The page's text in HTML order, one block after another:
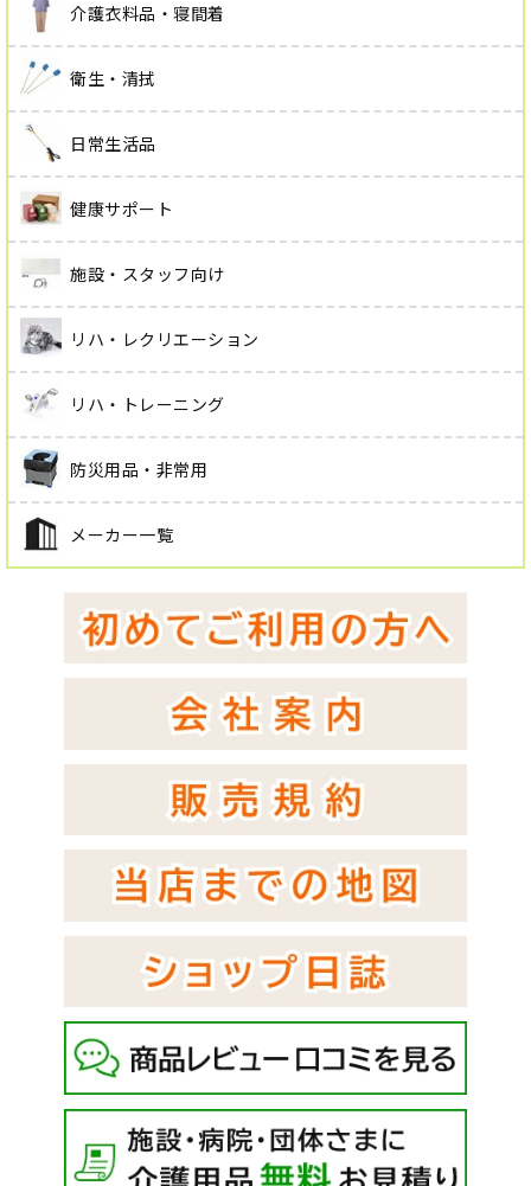
介護衣料品・寝間着
衛生・清拭
日常生活品
健康サポート
施設・スタッフ向け
リハ・レクリエーション
リハ・トレーニング
防災用品・非常用
メーカー一覧